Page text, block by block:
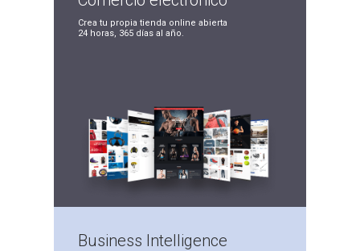
Crea tu propia tienda online abierta
24 horas, 365 días al año.
Business Intelligence